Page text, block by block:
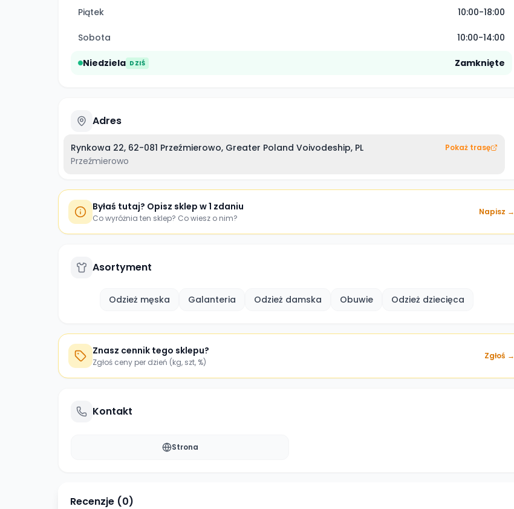
Piątek 10:00-18:00
Sobota 10:00-14:00
Niedziela DZIŚ Zamknięte
Adres
Rynkowa 22, 62-081 Przeźmierowo, Greater Poland Voivodeship, PL
Przeźmierowo
Pokaż trasę
Byłaś tutaj? Opisz sklep w 1 zdaniu
Co wyróżnia ten sklep? Co wiesz o nim?
Napisz →
Asortyment
Odzież męska Galanteria Odzież damska Obuwie Odzież dziecięca
Znasz cennik tego sklepu?
Zgłoś ceny per dzień (kg, szt, %)
Zgłoś →
Kontakt
Strona
Recenzje (0)